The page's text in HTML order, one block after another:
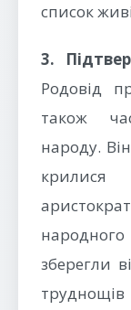
список
3.
Родовід
також
народу.
зберегли
труднощів